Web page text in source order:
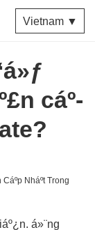
Vietnam ▼
cáº­
á»¨ng